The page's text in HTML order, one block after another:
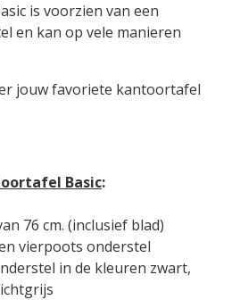
is voorzien van een
en kan op vele manieren
jouw favoriete kantoortafel
Basic:
76 cm. (inclusief blad)
vierpoots onderstel
in de kleuren zwart,